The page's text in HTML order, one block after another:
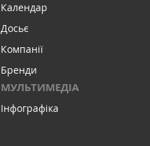
Календар
Досьє
Компанії
Бренди
МУЛЬТИМЕДІА
Інфографіка